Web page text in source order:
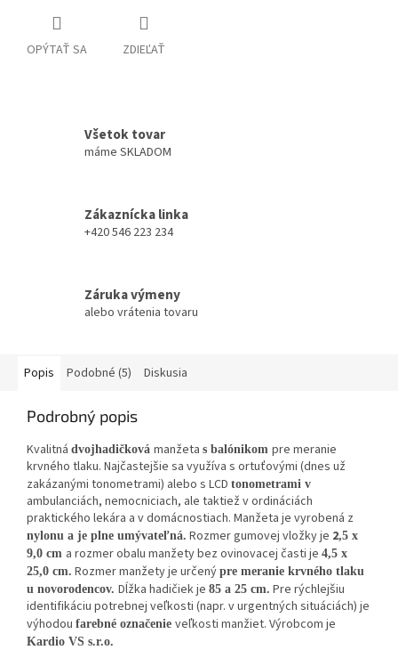
OPÝTAŤ SA ZDIEĽAŤ
Všetok tovar
máme SKLADOM
Zákaznícka linka
+420 546 223 234
Záruka výmeny
alebo vrátenia tovaru
Popis Podobné (5) Diskusia
Podrobný popis
Kvalitná dvojhadičková manžeta s balónikom pre meranie
krvného tlaku. Najčastejšie sa využíva s ortuťovými (dnes už
zakázanými tonometrami) alebo s LCD tonometrami v
ambulanciách, nemocniciach, ale taktiež v ordináciách
praktického lekára a v domácnostiach. Manžeta je vyrobená z
nylonu a je plne umývateľná. Rozmer gumovej vložky je 2,5 x
9,0 cm a rozmer obalu manžety bez ovinovacej časti je 4,5 x
25,0 cm. Rozmer manžety je určený pre meranie krvného tlaku
u novorodencov. Dĺžka hadičiek je 85 a 25 cm. Pre rýchlejšiu
identifikáciu potrebnej veľkosti (napr. v urgentných situáciách) je
výhodou farebné označenie veľkosti manžiet. Výrobcom je
Kardio VS s.r.o.